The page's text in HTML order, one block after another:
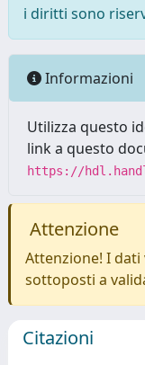
i diritti sono
Informazioni
Utilizza questo
link a questo
https://
Attenzione
Attenzione! I
sottoposti a
Citazioni